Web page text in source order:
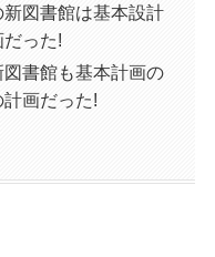
図書館は基本設計
った!
書館も基本計画の
画だった!